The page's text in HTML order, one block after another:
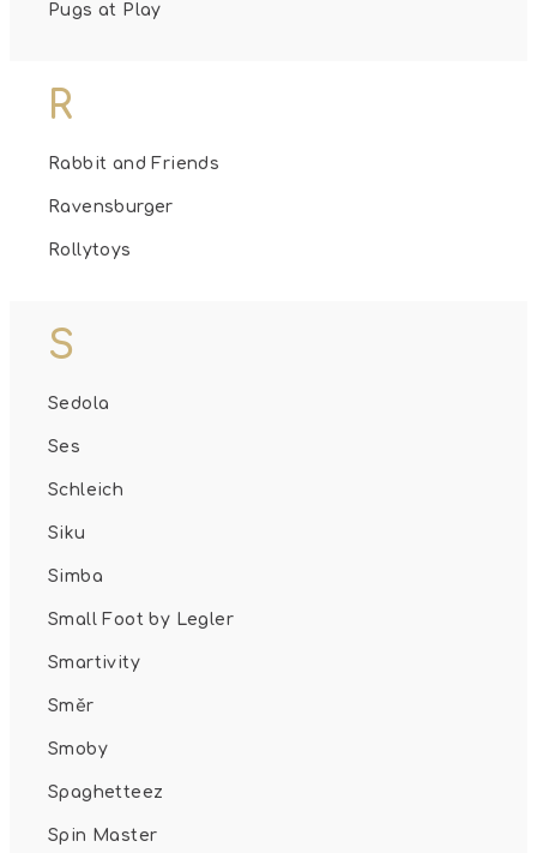
Pugs at Play
R
Rabbit and Friends
Ravensburger
Rollytoys
S
Sedola
Ses
Schleich
Siku
Simba
Small Foot by Legler
Smartivity
Směr
Smoby
Spaghetteez
Spin Master